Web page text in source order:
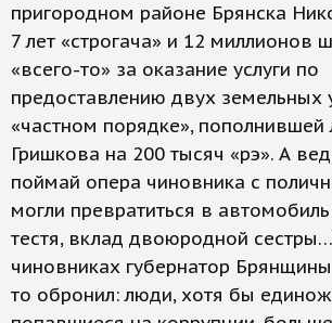
пригородном районе Брянска
7 лет «строгача» и 12 миллионов
«всего-то» за оказание услуги по
предоставлению двух земельных
«частном порядке»,
Гришкова на 200 тысяч «рэ». А
поймай опера чиновника с
могли превратиться в
тестя, вклад двоюродной
чиновниках губернатор
то обронил: люди, хотя бы